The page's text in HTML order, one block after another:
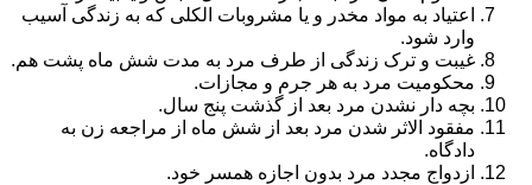
اعتیاد به مواد مخدر و یا مشروبات الکلی که به زندگی آسیب
وارد شود.
غیبت و ترک زندگی از طرف مرد به مدت شش ماه پشت هم.
محکومیت مرد به هر جرم و مجازات.
بچه دار نشدن مرد بعد از گذشت پنج سال.
مفقود الاثر شدن مرد بعد از شش ماه از مراجعه زن به
دادگاه.
ازدواج مجدد مرد بدون اجازه همسر خود.